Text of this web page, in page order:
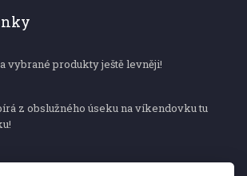
vybrané produkty ještě levněji!
z obslužného úseku na víkendovku tu
z obslužného úseku na víkendovku tu